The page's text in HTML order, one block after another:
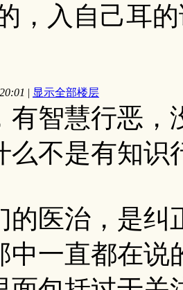
，入自己耳
| 显示全部楼层
有智慧行恶
么不是有知识
的医治，是纠
中一直都在